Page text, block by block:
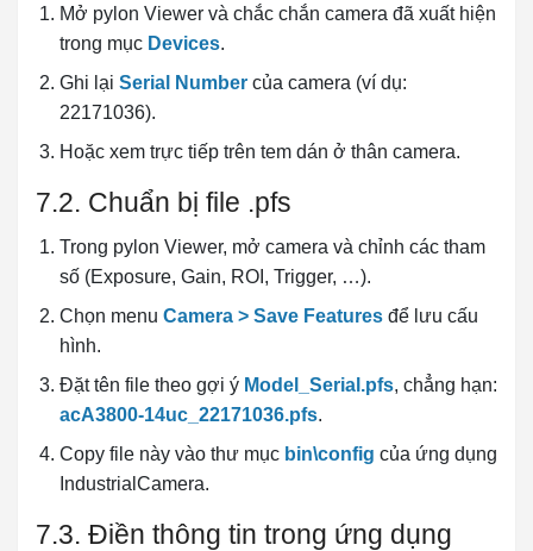
Mở pylon Viewer và chắc chắn camera đã xuất hiện
trong mục Devices.
Ghi lại Serial Number của camera (ví dụ:
22171036).
Hoặc xem trực tiếp trên tem dán ở thân camera.
7.2. Chuẩn bị file .pfs
Trong pylon Viewer, mở camera và chỉnh các tham
số (Exposure, Gain, ROI, Trigger, …).
Chọn menu Camera > Save Features để lưu cấu
hình.
Đặt tên file theo gợi ý Model_Serial.pfs, chẳng hạn:
acA3800-14uc_22171036.pfs.
Copy file này vào thư mục bin\config của ứng dụng
IndustrialCamera.
7.3. Điền thông tin trong ứng dụng